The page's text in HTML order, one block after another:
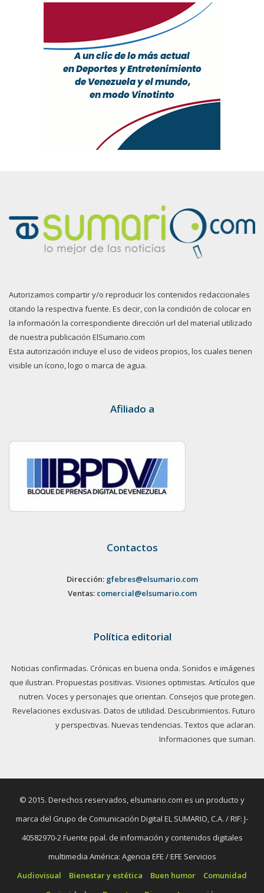
Autorizamos compartir y/o reproducir los contenidos redaccionales
citando la respectiva fuente. Es decir, con la condición de colocar en
la información la correspondiente dirección url del material utilizado
de nuestra publicación ElSumario.com
Esta autorización incluye el uso de videos propios, los cuales tienen
visible un ícono, logo o marca de agua.
Afiliado a
Contactos
Dirección: gfebres@elsumario.com
Ventas: comercial@elsumario.com
Política editorial
Noticias confirmadas. Crónicas en buena onda. Sonidos e imágenes
que ilustran. Propuestas positivas. Visiones optimistas. Artículos que
nutren. Voces y personajes que orientan. Consejos que protegen.
Revelaciones exclusivas. Datos de utilidad. Descubrimientos. Futuro
y perspectivas. Nuevas tendencias. Textos que aclaran.
Informaciones que suman.
© 2015. Derechos reservados, elsumario.com es un producto y
marca del Grupo de Comunicación Digital EL SUMARIO, C.A. / RIF: J-
40582970-2 Fuente ppal. de información y contenidos digitales
multimedia América: Agencia EFE / EFE Servicios
Audiovisual
Bienestar y estética Buen humor
Comunidad